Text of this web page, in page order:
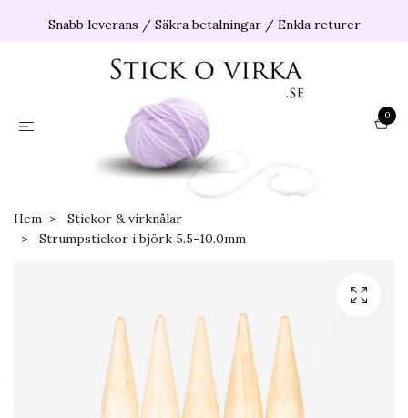
Snabb leverans / Säkra betalningar / Enkla returer
0
Hem
Stickor & virknålar
Strumpstickor i björk 5.5-10.0mm